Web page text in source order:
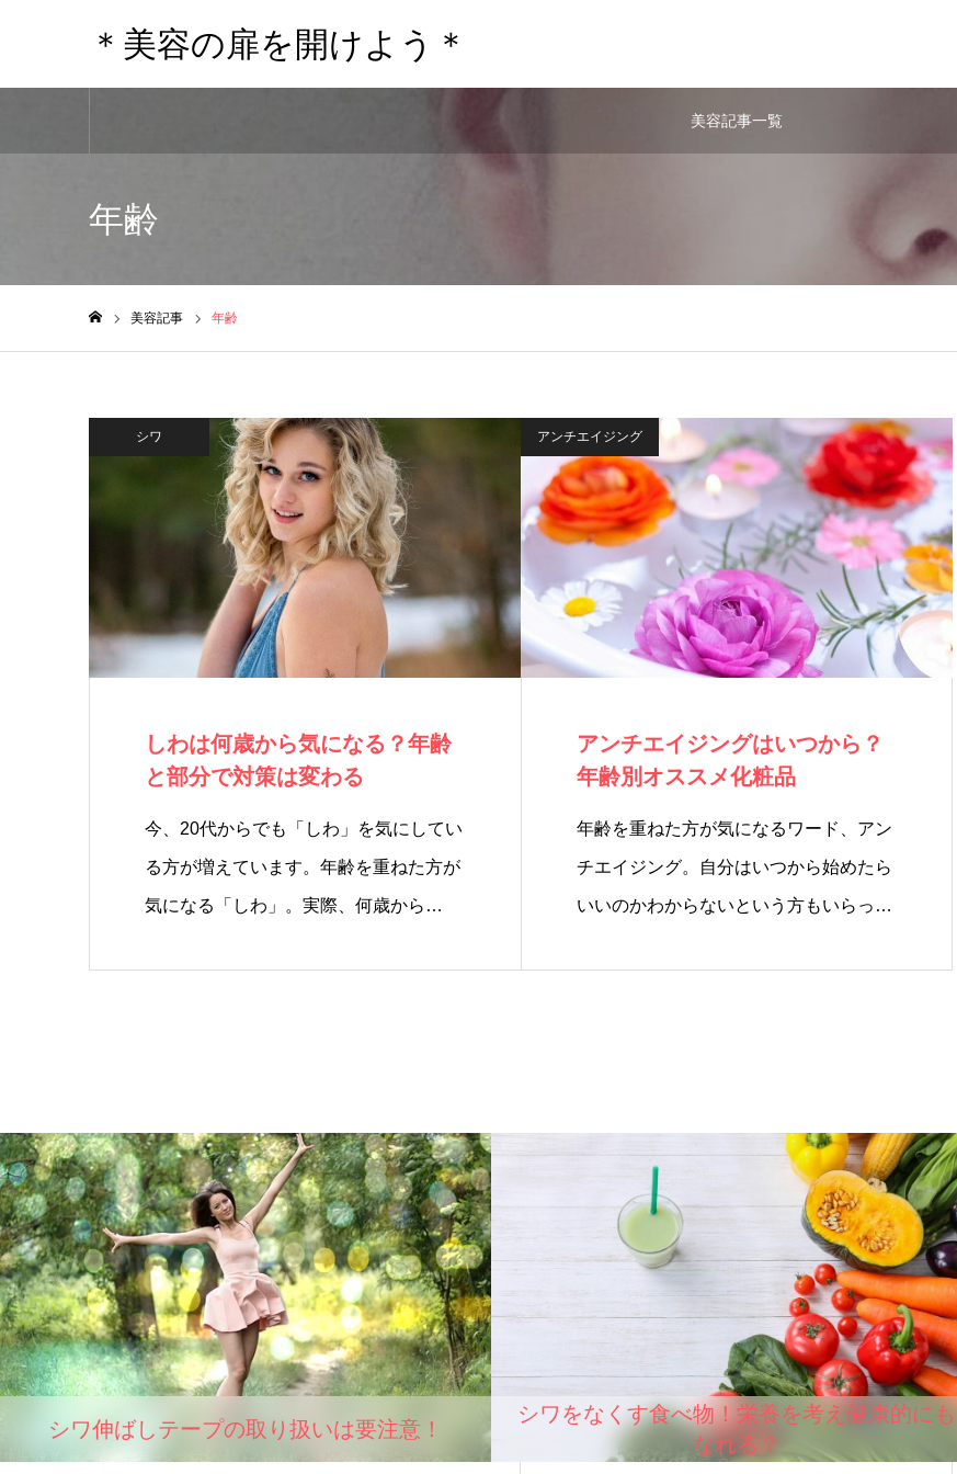
＊美容の扉を開けよう＊
美容記事一覧
年齢
美容記事 年齢
シワ
しわは何歳から気になる？年齢
と部分で対策は変わる
今、20代からでも「しわ」を気にしてい
る方が増えています。年齢を重ねた方が
気になる「しわ」。実際、何歳から…
アンチエイジング
アンチエイジングはいつから？
年齢別オススメ化粧品
年齢を重ねた方が気になるワード、アン
チエイジング。自分はいつから始めたら
いいのかわからないという方もいらっし
シワ伸ばしテープの取り扱いは要注意！
シワをなくす食べ物！栄養を考え健康的にも
なれる？